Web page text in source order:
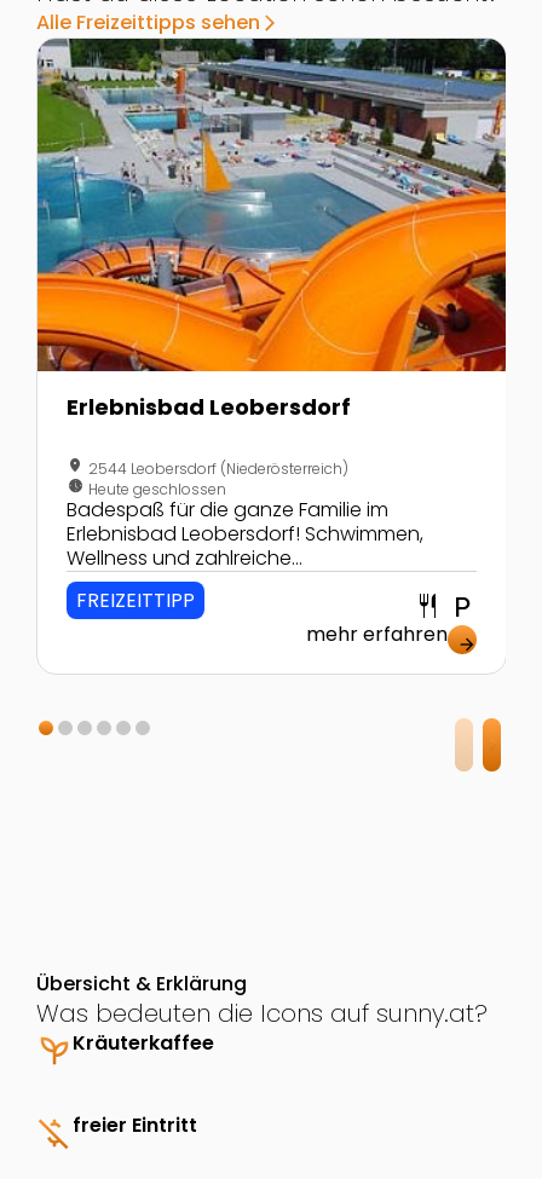
Alle Freizeittipps sehen arrow_forward_ios
Zur Detailseite von Erlebnisbad Leobersdorf
Erlebnisbad Leobersdorf
location_on 2544 Leobersdorf (Niederösterreich)
nest_clock_farsight_analog Heute geschlossen
Badespaß für die ganze Familie im
Erlebnisbad Leobersdorf! Schwimmen,
Wellness und zahlreiche
Sportmöglichkeiten lassen keine
Langeweile aufkommen.
FREIZEITTIPP restaurant local_parking
mehr erfahren arrow_forward
Übersicht & Erklärung
Was bedeuten die Icons auf sunny.at?
psychiatryKräuterkaffee
money_off freier Eintritt